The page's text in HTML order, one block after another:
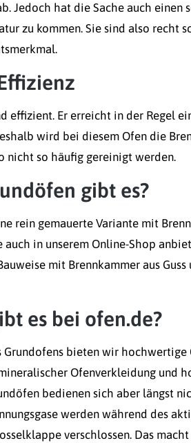
Jedoch hat die Sache auch
zu kommen. Sie sind also recht
effizient. Er erreicht in der Regel
wird bei diesem Ofen die
nicht so häufig gereinigt werden.
gibt es?
rein gemauerte Variante mit
in unserem Online-Shop
mit Brennkammer aus
es bei ofen.de?
bieten wir
Ofenverkleidung und
bedienen sich aber längst
werden während des
verschlossen. Das